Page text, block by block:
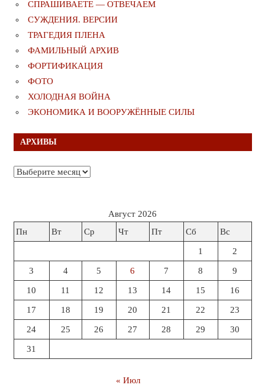
СПРАШИВАЕТЕ — ОТВЕЧАЕМ
СУЖДЕНИЯ. ВЕРСИИ
ТРАГЕДИЯ ПЛЕНА
ФАМИЛЬНЫЙ АРХИВ
ФОРТИФИКАЦИЯ
ФОТО
ХОЛОДНАЯ ВОЙНА
ЭКОНОМИКА И ВООРУЖЁННЫЕ СИЛЫ
АРХИВЫ
Архивы
Август 2026
Пн
Вт Ср Чт Пт Сб Вс
1 2
3 4 5 6 7 8 9
10 11 12 13 14 15 16
17 18 19 20 21 22 23
24 25 26 27 28 29 30
31
« Июл